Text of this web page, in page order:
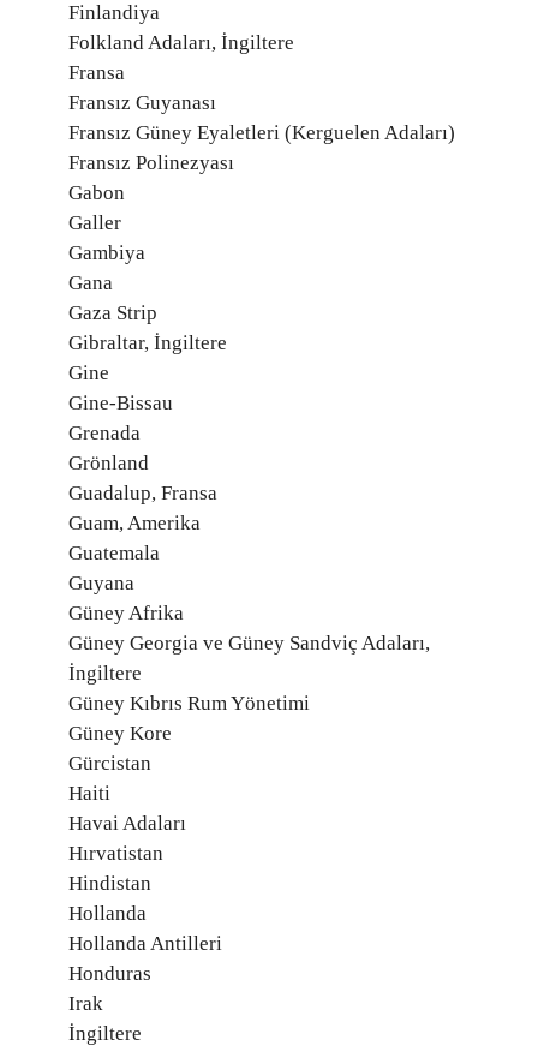
Finlandiya
Folkland Adaları, İngiltere
Fransa
Fransız Guyanası
Fransız Güney Eyaletleri (Kerguelen Adaları)
Fransız Polinezyası
Gabon
Galler
Gambiya
Gana
Gaza Strip
Gibraltar, İngiltere
Gine
Gine-Bissau
Grenada
Grönland
Guadalup, Fransa
Guam, Amerika
Guatemala
Guyana
Güney Afrika
Güney Georgia ve Güney Sandviç Adaları,
İngiltere
Güney Kıbrıs Rum Yönetimi
Güney Kore
Gürcistan
Haiti
Havai Adaları
Hırvatistan
Hindistan
Hollanda
Hollanda Antilleri
Honduras
Irak
İngiltere